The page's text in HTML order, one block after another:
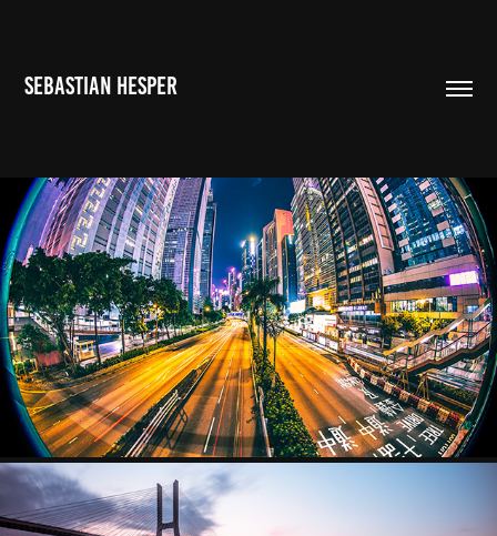
SEBASTIAN HESPER
5 STARS
2024